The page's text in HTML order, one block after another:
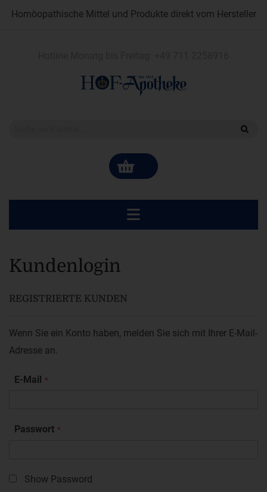
Homöopathische Mittel und Produkte direkt vom Hersteller
Kundenlogin
REGISTRIERTE KUNDEN
Wenn Sie ein Konto haben, melden Sie sich mit Ihrer E-Mail-
Adresse an.
E-Mail
Passwort
Show Password